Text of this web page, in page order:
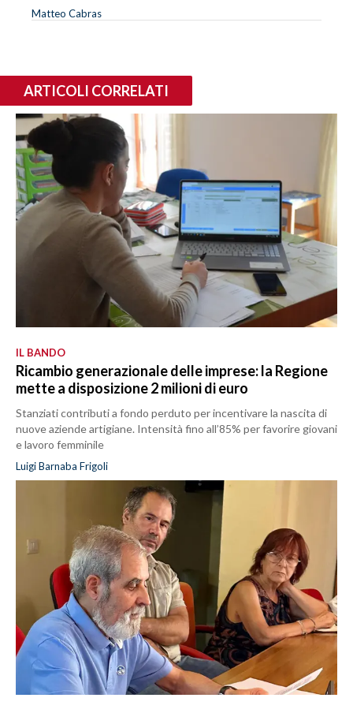
Matteo Cabras
ARTICOLI CORRELATI
IL BANDO
Ricambio generazionale delle imprese: la Regione
mette a disposizione 2 milioni di euro
Stanziati contributi a fondo perduto per incentivare la nascita di
nuove aziende artigiane. Intensità fino all’85% per favorire giovani
e lavoro femminile
Luigi Barnaba Frigoli